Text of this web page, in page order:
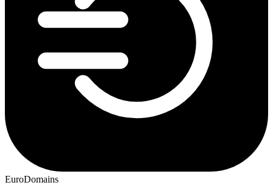
EuroDomains